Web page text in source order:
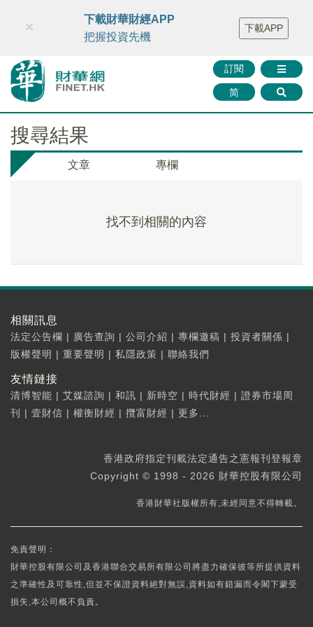
財華智庫網 FINTV FINMETA 財華證券 媒體矩陣
智庫沙龍
聯絡我們
訂閱
简
×
下載財華財經APP
把握投資先機
下載APP
搜尋結果
文章 專欄
找不到相關的內容
相關訊息
法定公告欄 | 廣告查詢 | 公司介紹 | 專欄邀稿 | 投資者關係 |
版權聲明 | 重要聲明 | 私隱政策 | 聯絡我們
友情鏈接
清博智能 | 艾媒諮詢 | 和訊 | 新時空 | 時代財經 | 證券市場周
刊
| 壹財信 | 權衡財經 | 攬富財經 | 更多...
香港政府指定刊載法定通告之憲報刊登報章
Copyright © 1998 - 2026 財華控股有限公司
香港財華社版權所有,未經同意不得轉載。
免責聲明：
財華控股有限公司及香港聯合交易所有限公司將盡力確保彼等所提供資料
之準確性及可靠性,但並不保證資料絕對無誤,資料如有錯漏而令閣下蒙受
損失,本公司概不負責。